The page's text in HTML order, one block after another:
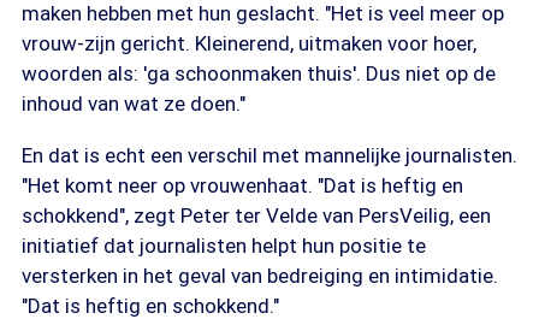
maken hebben met hun geslacht. "Het is veel meer op
vrouw-zijn gericht. Kleinerend, uitmaken voor hoer,
woorden als: 'ga schoonmaken thuis'. Dus niet op de
inhoud van wat ze doen."
En dat is echt een verschil met mannelijke journalisten.
"Het komt neer op vrouwenhaat. "Dat is heftig en
schokkend", zegt Peter ter Velde van PersVeilig, een
initiatief dat journalisten helpt hun positie te
versterken in het geval van bedreiging en intimidatie.
"Dat is heftig en schokkend."